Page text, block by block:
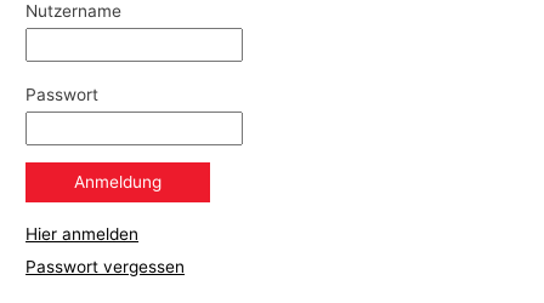
Nutzername
Passwort
Hier anmelden
Passwort vergessen